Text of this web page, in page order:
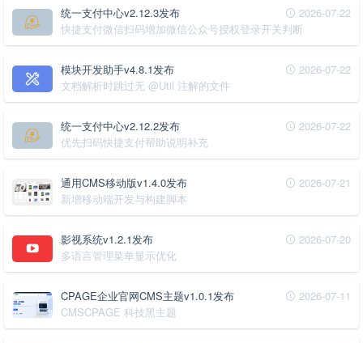
2026-07-22
统一支付中心v2.12.3发布
快捷支付微信扫码增加微信公众号授权登录开关判断
2026-07-22
模块开发助手v4.8.1发布
文档解析时跳过无 @Util 注解的文件
2026-07-22
统一支付中心v2.12.2发布
优先扫码快捷支付帮助说明补充
2026-07-21
通用CMS移动版v1.4.0发布
新增移动端开发与构建脚本
2026-07-20
影视系统v1.2.1发布
多语言管理菜单显示优化
2026-07-11
CPAGE企业官网CMS主题v1.0.1发布
CMSCPAGE 科技黑主题